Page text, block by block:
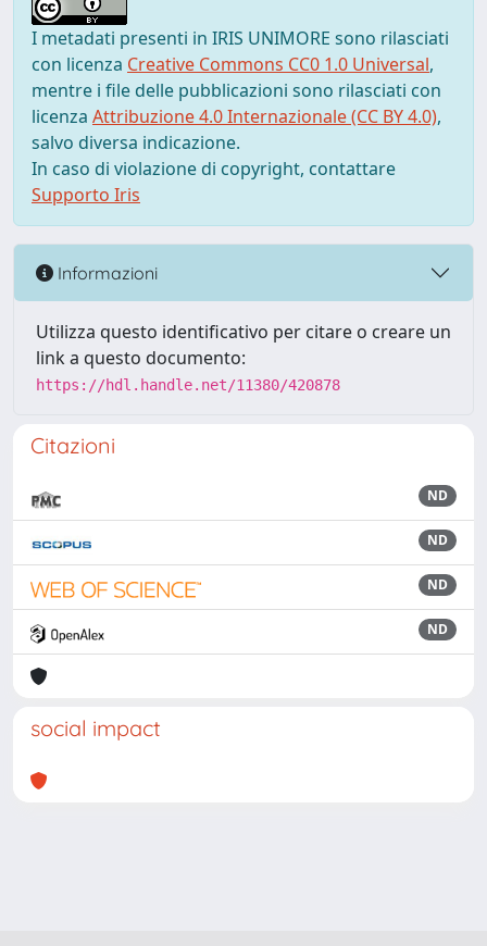
I metadati presenti in IRIS UNIMORE sono rilasciati
con licenza Creative Commons CC0 1.0 Universal,
mentre i file delle pubblicazioni sono rilasciati con
licenza Attribuzione 4.0 Internazionale (CC BY 4.0),
salvo diversa indicazione.
In caso di violazione di copyright, contattare
Supporto Iris
Informazioni
Utilizza questo identificativo per citare o creare un
link a questo documento:
https://hdl.handle.net/11380/420878
Citazioni
ND
ND
ND
ND
social impact